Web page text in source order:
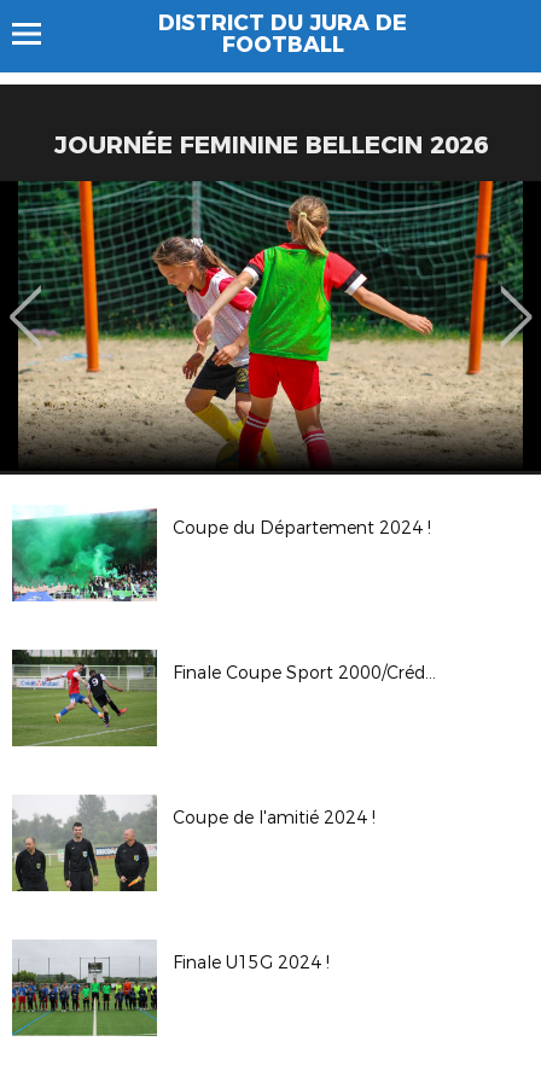
DISTRICT DU JURA DE
FOOTBALL
JOURNÉE FEMININE BELLECIN 2026
Coupe du Département 2024 !
Finale Coupe Sport 2000/Crédit Mutuel 2024
Coupe de l'amitié 2024 !
Finale U15G 2024 !